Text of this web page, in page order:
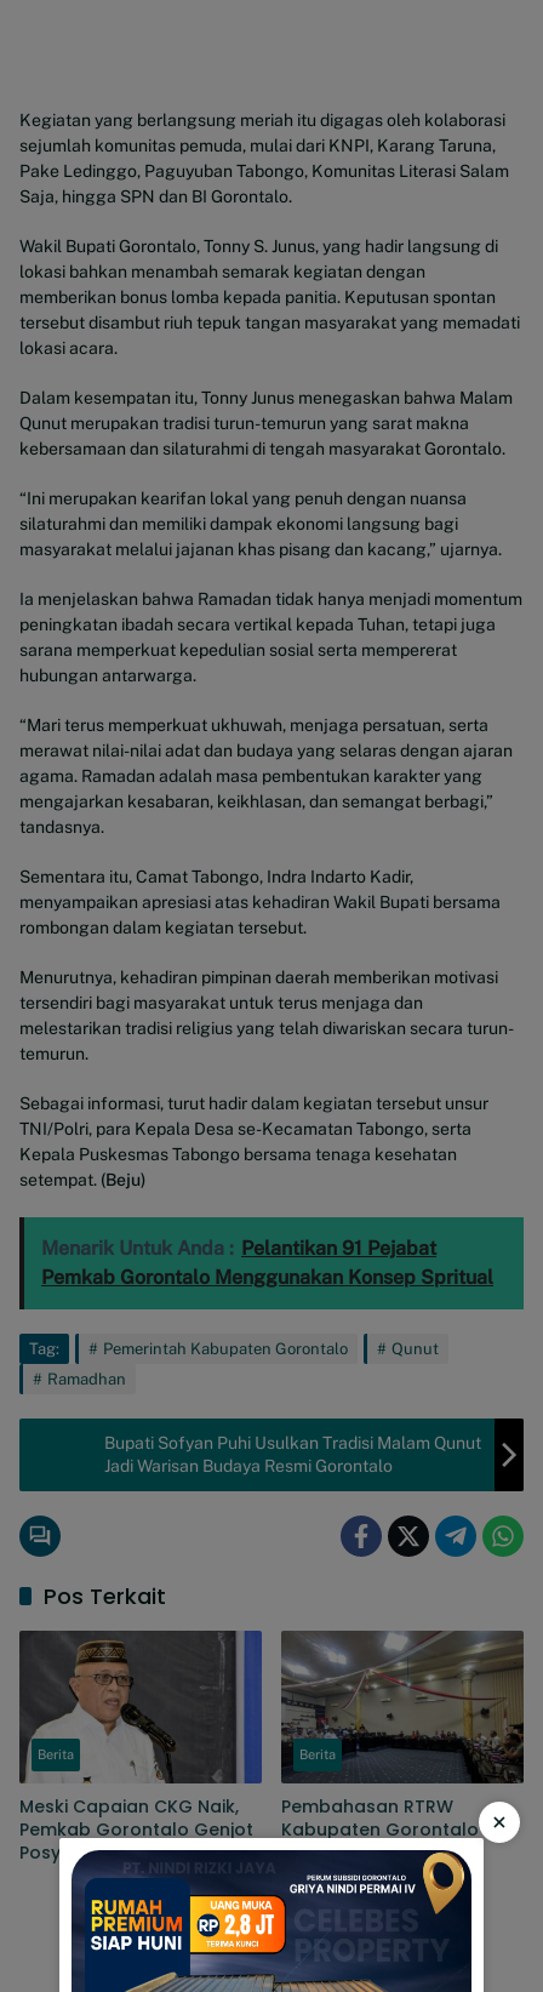
Kegiatan yang berlangsung meriah itu digagas oleh kolaborasi
sejumlah komunitas pemuda, mulai dari KNPI, Karang Taruna,
Pake Ledinggo, Paguyuban Tabongo, Komunitas Literasi Salam
Saja, hingga SPN dan BI Gorontalo.
Wakil Bupati Gorontalo, Tonny S. Junus, yang hadir langsung di
lokasi bahkan menambah semarak kegiatan dengan
memberikan bonus lomba kepada panitia. Keputusan spontan
tersebut disambut riuh tepuk tangan masyarakat yang memadati
lokasi acara.
Dalam kesempatan itu, Tonny Junus menegaskan bahwa Malam
Qunut merupakan tradisi turun-temurun yang sarat makna
kebersamaan dan silaturahmi di tengah masyarakat Gorontalo.
“Ini merupakan kearifan lokal yang penuh dengan nuansa
silaturahmi dan memiliki dampak ekonomi langsung bagi
masyarakat melalui jajanan khas pisang dan kacang,” ujarnya.
Ia menjelaskan bahwa Ramadan tidak hanya menjadi momentum
peningkatan ibadah secara vertikal kepada Tuhan, tetapi juga
sarana memperkuat kepedulian sosial serta mempererat
hubungan antarwarga.
“Mari terus memperkuat ukhuwah, menjaga persatuan, serta
merawat nilai-nilai adat dan budaya yang selaras dengan ajaran
agama. Ramadan adalah masa pembentukan karakter yang
mengajarkan kesabaran, keikhlasan, dan semangat berbagi,”
tandasnya.
Sementara itu, Camat Tabongo, Indra Indarto Kadir,
menyampaikan apresiasi atas kehadiran Wakil Bupati bersama
rombongan dalam kegiatan tersebut.
Menurutnya, kehadiran pimpinan daerah memberikan motivasi
tersendiri bagi masyarakat untuk terus menjaga dan
melestarikan tradisi religius yang telah diwariskan secara turun-
temurun.
Sebagai informasi, turut hadir dalam kegiatan tersebut unsur
TNI/Polri, para Kepala Desa se-Kecamatan Tabongo, serta
Kepala Puskesmas Tabongo bersama tenaga kesehatan
setempat. (Beju)
Menarik Untuk Anda : Pelantikan 91 Pejabat
Pemkab Gorontalo Menggunakan Konsep Spritual
Tag: Pemerintah Kabupaten Gorontalo
Qunut
Ramadhan
Bupati Sofyan Puhi Usulkan Tradisi Malam Qunut
Jadi Warisan Budaya Resmi Gorontalo
Pos Terkait
Berita
Meski Capaian CKG Naik,
Pemkab Gorontalo Genjot
Posyandu Tekan Angka
Kematian Ibu Dan Bayi
Berita
Pembahasan RTRW
Kabupaten Gorontalo
Masuki Tahap
Penyempurnaan, Sejumlah
Persoalan Masih Dibahas
×